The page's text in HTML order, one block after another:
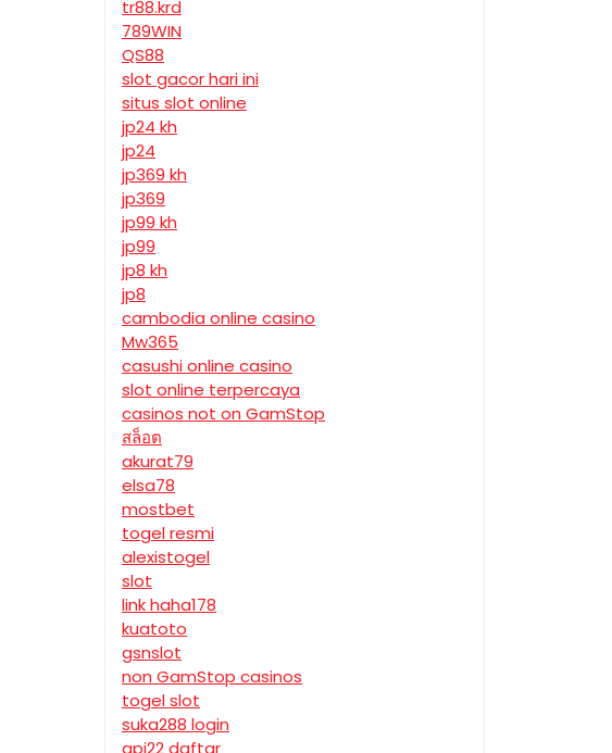
tr88.krd
789WIN
QS88
slot gacor hari ini
situs slot online
jp24 kh
jp24
jp369 kh
jp369
jp99 kh
jp99
jp8 kh
jp8
cambodia online casino
Mw365
casushi online casino
slot online terpercaya
casinos not on GamStop
สล็อต
akurat79
elsa78
mostbet
togel resmi
alexistogel
slot
link haha178
kuatoto
gsnslot
non GamStop casinos
togel slot
suka288 login
api22 daftar